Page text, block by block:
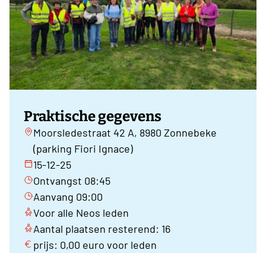
Praktische gegevens
Moorsledestraat 42 A, 8980 Zonnebeke
(parking Fiori Ignace)
15-12-25
Ontvangst 08:45
Aanvang 09:00
Voor alle Neos leden
Aantal plaatsen resterend: 16
prijs: 0,00 euro voor leden